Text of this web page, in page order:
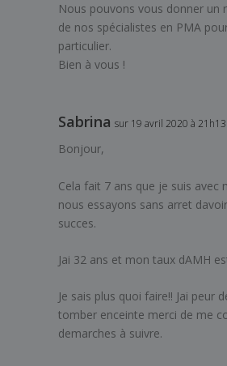
Nous pouvons vous donner un
de nos spécialistes en PMA
particulier.
Bien à vous !
Sabrina sur 19 avril 2020 à 21h13
Bonjour,
Cela fait 7 ans que je suis avec
nous essayons sans arret
succes.
Jai 32 ans et mon taux dAMH
Je sais plus quoi faire!! Jai peur
tomber enceinte merci de me
demarches à suivre.